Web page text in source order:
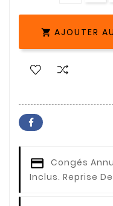
 AJOUTER
Congés
Inclus. Reprise